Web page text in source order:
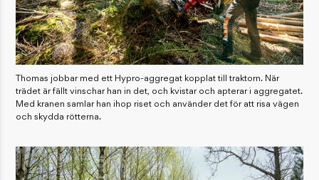
Thomas jobbar med ett Hypro-aggregat kopplat till traktorn. När
trädet är fällt vinschar han in det, och kvistar och apterar i aggregatet.
Med kranen samlar han ihop riset och använder det för att risa vägen
och skydda rötterna.